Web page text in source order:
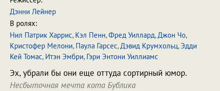
Дэнни Лейнер
В ролях:
Нил Патрик Харрис, Кэл Пенн,Фред Уиллард,Джон Чо,
Кристофер Мелони, Паула Гарсес,Дэвид Крумхольц,Эдди
Кей Томас, Итэн Эмбри, Гэри Энтони Уиллиамс
Эх, убрали бы они еще оттуда сортирный юмор.
Несбыточная мечта кота Бублика